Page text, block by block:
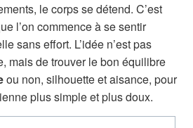
le corps se détend. C’est
l’on commence à se sentir
sans effort. L’idée n’est pas
mais de trouver le bon équilibre
ou non, silhouette et aisance, pour
plus simple et plus doux.